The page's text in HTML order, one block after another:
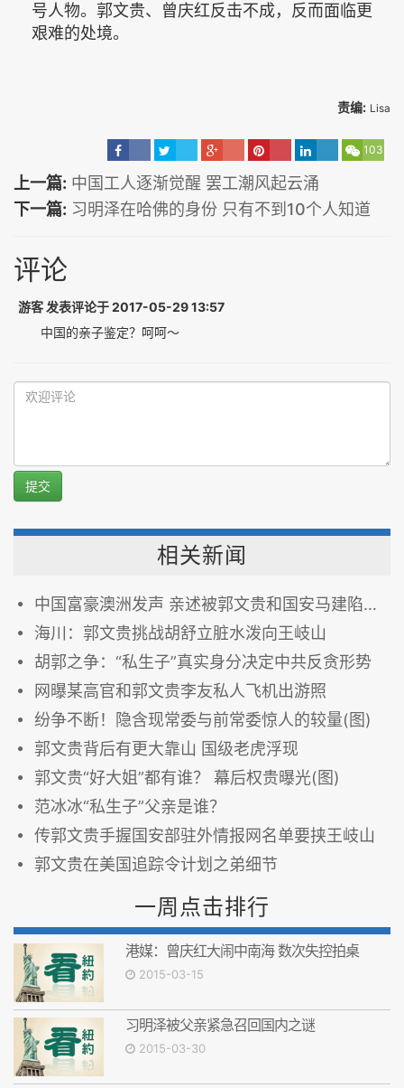
号人物。郭文贵、曾庆红反击不成，反而面临更
艰难的处境。
责编: Lisa
103
上一篇: 中国工人逐渐觉醒 罢工潮风起云涌
下一篇: 习明泽在哈佛的身份 只有不到10个人知道
评论
游客 发表评论于 2017-05-29 13:57
中国的亲子鉴定？呵呵～
提交
相关新闻
中国富豪澳洲发声 亲述被郭文贵和国安马建陷害吞财产 图
海川：郭文贵挑战胡舒立脏水泼向王岐山
胡郭之争：“私生子”真实身分决定中共反贪形势
网曝某高官和郭文贵李友私人飞机出游照
纷争不断！隐含现常委与前常委惊人的较量(图)
郭文贵背后有更大靠山 国级老虎浮现
郭文贵“好大姐”都有谁？ 幕后权贵曝光(图)
范冰冰“私生子”父亲是谁？
传郭文贵手握国安部驻外情报网名单要挟王岐山
郭文贵在美国追踪令计划之弟细节
一周点击排行
港媒：曾庆红大闹中南海 数次失控拍桌
2015-03-15
习明泽被父亲紧急召回国内之谜
2015-03-30